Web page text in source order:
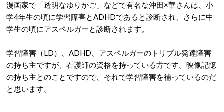
漫画家で「透明なゆりかご」などで有名な沖田×華さんは、小
学4年生の頃に学習障害とADHDであると診断され、さらに中
学生の頃にアスペルガーと診断されます。
学習障害（LD）、ADHD、アスペルガーのトリプル発達障害
の持ち主ですが、看護師の資格を持っている方です。映像記憶
の持ち主とのことですので、それで学習障害を補っているのだ
と思います。